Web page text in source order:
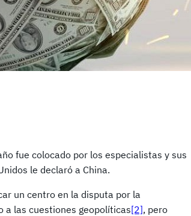
fue colocado por los especialistas y sus
le declaró a China.
un centro en la disputa por la
a las cuestiones geopolíticas[2], pero